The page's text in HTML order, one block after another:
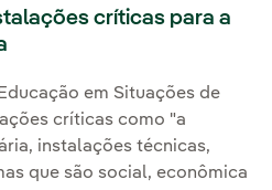
críticas para a
em Situações de
críticas como "a
instalações técnicas,
que são social, econômica